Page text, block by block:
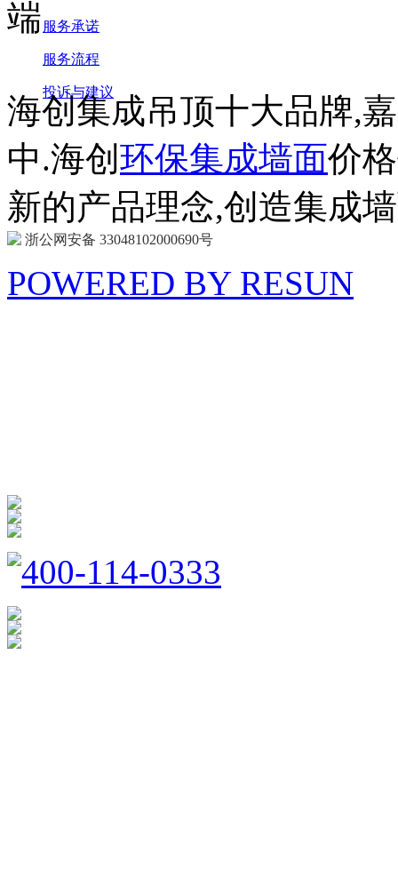
服务承诺
服务流程
投诉与建议
海创集成吊顶十大品牌,
中.海创环保集成墙面价
新的产品理念,创造集成
浙公网安备 33048102000690号
POWERED BY RESUN
400-114-0333